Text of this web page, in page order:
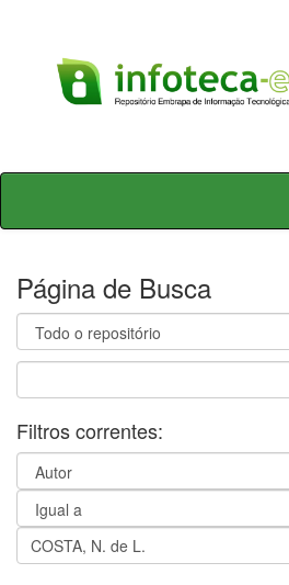
Skip
Página de Busca
Filtros correntes: